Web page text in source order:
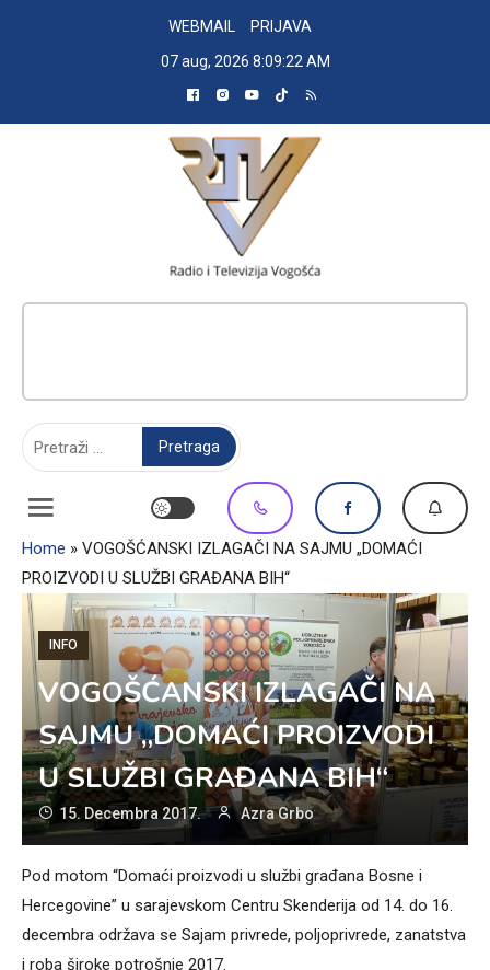
WEBMAIL
PRIJAVA
07 aug, 2026 8:09:23 AM
Home » VOGOŠĆANSKI IZLAGAČI NA SAJMU „DOMAĆI
PROIZVODI U SLUŽBI GRAĐANA BIH“
INFO
VOGOŠĆANSKI IZLAGAČI NA
SAJMU „DOMAĆI PROIZVODI
U SLUŽBI GRAĐANA BIH“
15. Decembra 2017. Azra Grbo
Pod motom “Domaći proizvodi u službi građana Bosne i
Hercegovine” u sarajevskom Centru Skenderija od 14. do 16.
decembra održava se Sajam privrede, poljoprivrede, zanatstva
i roba široke potrošnje 2017.